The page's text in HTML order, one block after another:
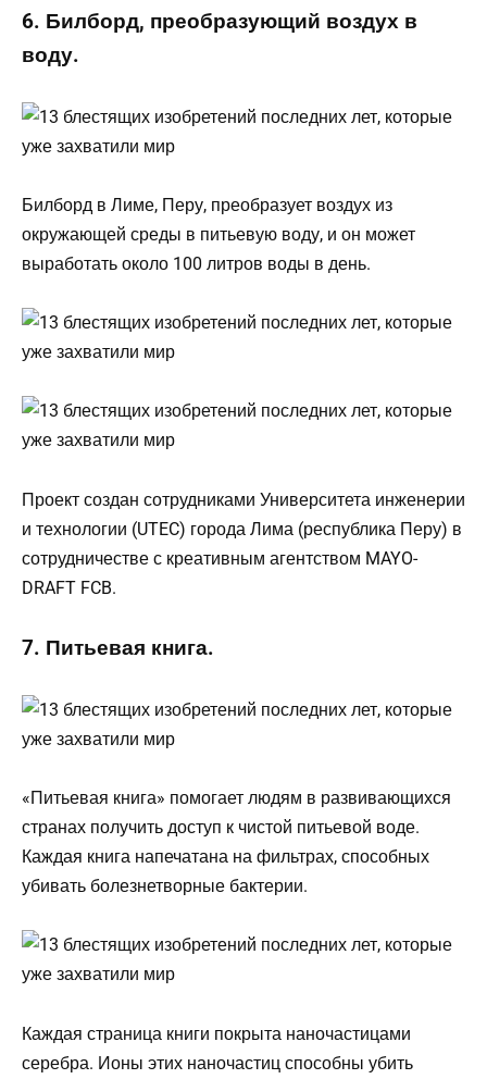
6. Билборд, преобразующий воздух в
воду.
Билборд в Лиме, Перу, преобразует воздух из
окружающей среды в питьевую воду, и он может
выработать около 100 литров воды в день.
Проект создан сотрудниками Университета инженерии
и технологии (UTEC) города Лима (республика Перу) в
сотрудничестве с креативным агентством MAYO-
DRAFT FCB.
7. Питьевая книга.
«Питьевая книга» помогает людям в развивающихся
странах получить доступ к чистой питьевой воде.
Каждая книга напечатана на фильтрах, способных
убивать болезнетворные бактерии.
Каждая страница книги покрыта наночастицами
серебра. Ионы этих наночастиц способны убить